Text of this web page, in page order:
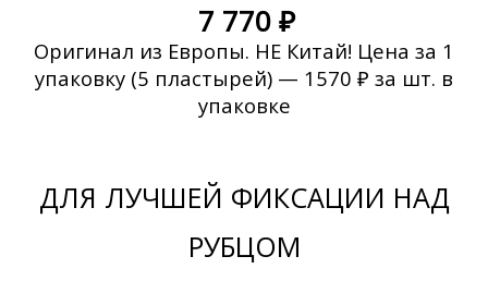
7 770 ₽
Оригинал из Европы. НЕ Китай! Цена за 1
упаковку (5 пластырей) — 1570 ₽ за шт. в
упаковке
ДЛЯ ЛУЧШЕЙ ФИКСАЦИИ НАД
РУБЦОМ